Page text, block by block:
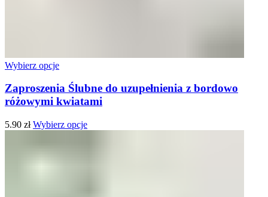
Wybierz opcje
Zaproszenia Ślubne do uzupełnienia z bordowo
różowymi kwiatami
5.90 zł Wybierz opcje